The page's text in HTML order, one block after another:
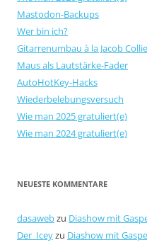
Mastodon-Backups
Wer bin ich?
Gitarrenumbau à la Jacob
Maus als Lautstärke-Fader
AutoHotKey-Hacks
Wiederbelebungsversuch
Wie man 2025 gratuliert(e)
Wie man 2024 gratuliert(e)
NEUESTE KOMMENTARE
dasawebzu Diashow mit
Der_Iceyzu Diashow mit